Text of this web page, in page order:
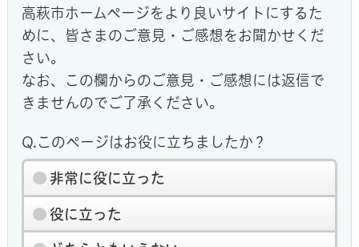
高萩市ホームページをより良いサイトにするた
めに、皆さまのご意見・ご感想をお聞かせくだ
さい。
なお、この欄からのご意見・ご感想には返信で
きませんのでご了承ください。
Q.このページはお役に立ちましたか？
非常に役に立った
役に立った